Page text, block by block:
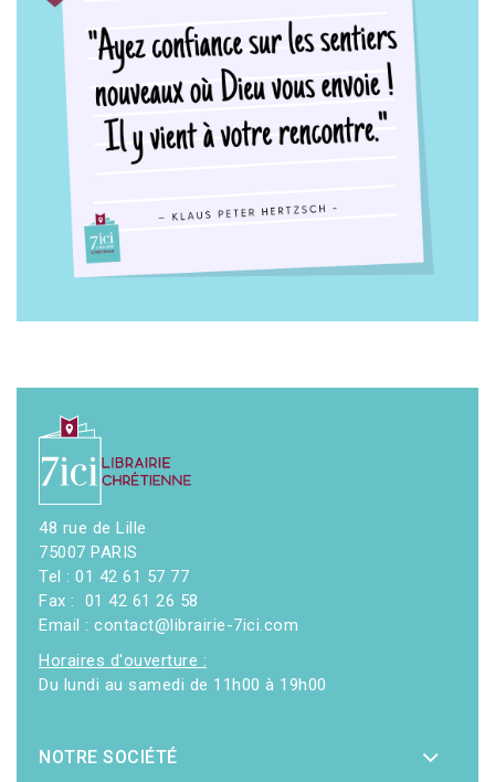
48 rue de Lille
75007 PARIS
Tel : 01 42 61 57 77
Fax : 01 42 61 26 58
Email : contact@librairie-7ici.com
Horaires d'ouverture :
Du lundi au samedi de 11h00 à 19h00
NOTRE SOCIÉTÉ